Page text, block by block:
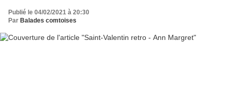
Publié le 04/02/2021 à 20:30
Par Balades comtoises